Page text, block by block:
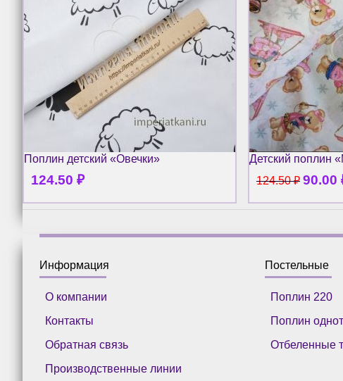
Поплин детский «Овечки»
124.50 ₽
Детский поплин
124.50₽ 90.00
Информация
О компании
Контакты
Обратная связь
Производственные линии
Постельные
Поплин 220
Поплин
Отбеленные